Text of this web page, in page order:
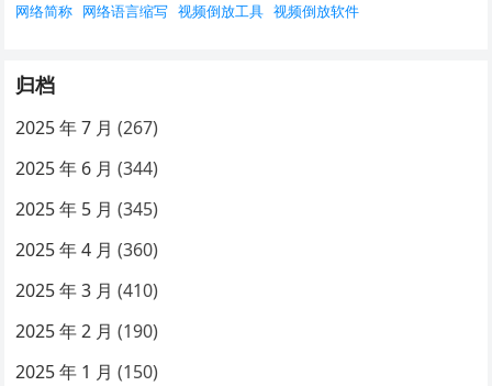
网络简称 网络语言缩写 视频倒放工具 视频倒放软件
归档
2025 年 7 月 (267)
2025 年 6 月 (344)
2025 年 5 月 (345)
2025 年 4 月 (360)
2025 年 3 月 (410)
2025 年 2 月 (190)
2025 年 1 月 (150)